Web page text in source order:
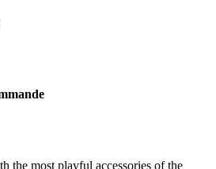
the most playful accessories of the